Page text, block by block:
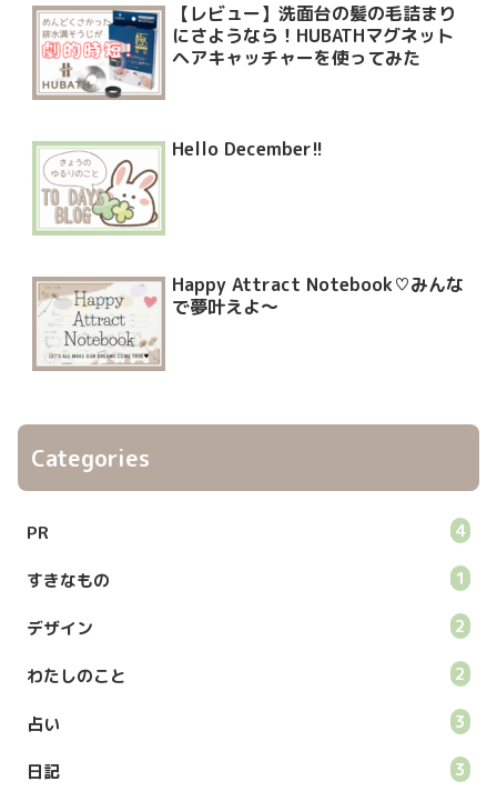
【レビュー】洗面台の髪の毛詰まり
にさようなら！HUBATHマグネット
ヘアキャッチャーを使ってみた
Hello December!!
Happy Attract Notebook♡みんな
で夢叶えよ〜
Categories
PR 4
すきなもの 1
デザイン 2
わたしのこと 2
占い 3
日記 3